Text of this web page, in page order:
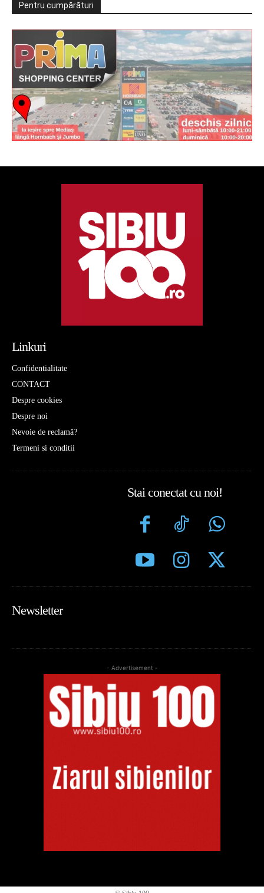
Pentru cumpărături
Linkuri
Confidentialitate
CONTACT
Despre cookies
Despre noi
Nevoie de reclamă?
Termeni si conditii
Stai conectat cu noi!
Newsletter
- Advertisement -